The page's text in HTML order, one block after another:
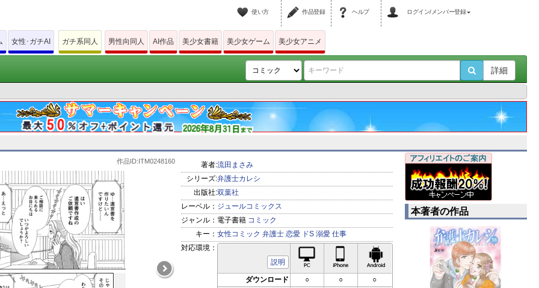
使い方 作品登録 ヘルプ ログイン/メンバー登録
女性･ガチAI ガチ系同人 男性向同人 AI作品 美少女書籍 美少女ゲーム 美少女アニメ
詳細
作品ID:ITM0248160 著者:流田まさみ
シリーズ:弁護士カレシ
出版社:双葉社
レーベル： ジュールコミックス
ジャンル： 電子書籍 コミック
キー： 女性コミック 弁護士 恋愛 ドS 溺愛 仕事
対応環境：
説明
PC対応 iPhone対応
ダウンロード ○ ○
○
本著者の作品